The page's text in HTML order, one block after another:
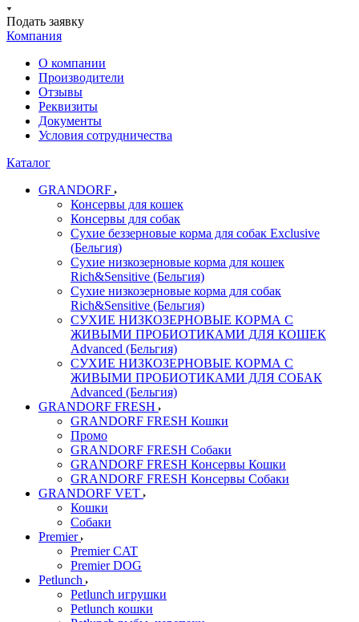
Подать заявку
Компания
О компании
Производители
Отзывы
Реквизиты
Документы
Условия сотрудничества
Каталог
GRANDORF
Консервы для кошек
Консервы для собак
Сухие беззерновые корма для собак Exclusive
(Бельгия)
Сухие низкозерновые корма для кошек
Rich&Sensitive (Бельгия)
Сухие низкозерновые корма для собак
Rich&Sensitive (Бельгия)
СУХИЕ НИЗКОЗЕРНОВЫЕ КОРМА С
ЖИВЫМИ ПРОБИОТИКАМИ ДЛЯ КОШЕК
Advanced (Бельгия)
СУХИЕ НИЗКОЗЕРНОВЫЕ КОРМА С
ЖИВЫМИ ПРОБИОТИКАМИ ДЛЯ СОБАК
Advanced (Бельгия)
GRANDORF FRESH
GRANDORF FRESH Кошки
Промо
GRANDORF FRESH Собаки
GRANDORF FRESH Консервы Кошки
GRANDORF FRESH Консервы Собаки
GRANDORF VET
Кошки
Собаки
Premier
Premier CAT
Premier DOG
Petlunch
Petlunch игрушки
Petlunch кошки